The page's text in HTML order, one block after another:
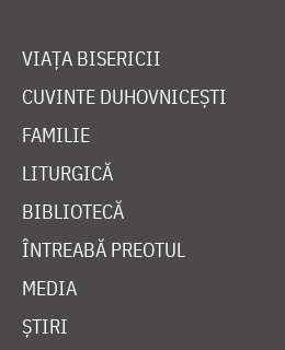
VIAȚA BISERICII
CUVINTE DUHOVNICEȘTI
FAMILIE
LITURGICĂ
BIBLIOTECĂ
ÎNTREABĂ PREOTUL
MEDIA
ȘTIRI